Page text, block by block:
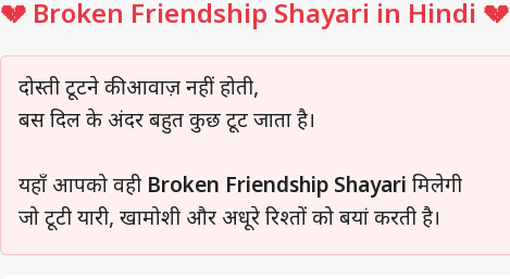
💔 Broken Friendship Shayari in Hindi 💔
दोस्ती टूटने की आवाज़ नहीं होती,
बस दिल के अंदर बहुत कुछ टूट जाता है।
यहाँ आपको वही Broken Friendship Shayari मिलेगी
जो टूटी यारी, खामोशी और अधूरे रिश्तों को बयां करती है।